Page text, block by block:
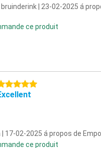
| 23-02-2025 á
ce produit
étoiles
| 17-02-2025 á propos de
ce produit